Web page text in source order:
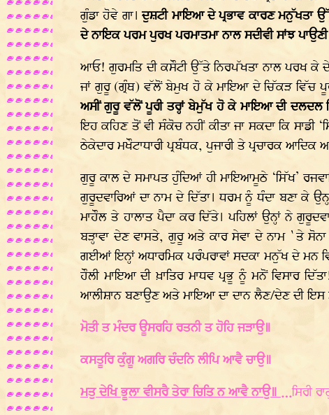
ਗੁੰਡਾ ਹੋਵੇ ਗਾ।ਦੁਸ਼ਟੀ ਮਾਇਆ ਦੇ ਪ੍ਰਭਾਵ ਕਾਰਣ
ਦੇ ਨਾਇਕ ਪਰਮ ਪੁਰਖ ਪਰਮਾਤਮਾ ਨਾਲ ਸਦੀਵੀ ਸਾਂਝ
ਆਓ! ਗੁਰਮਤਿ ਦੀ ਕਸੌਟੀ ਉੱਤੇ ਨਿਰਪੱਖਤਾ ਨਾਲ ਪਰਖ ਕੇ
ਜਾਂ ਗੁਰੂ (ਗ੍ਰੰਥ) ਵੱਲੋਂ ਬੇਮੁਖ ਹੋ ਕੇ ਮਾਇਆ ਦੇ ਚਿੱਕੜ ਵਿੱਚ
ਅਸੀਂ ਗੁਰੂ ਵੱਲੋਂ ਪੂਰੀ ਤਰ੍ਹਾਂ ਬੇਮੁੱਖ ਹੋ ਕੇ ਮਾਇਆ ਦੀ
ਇਹ ਕਹਿਣ ਤੋਂ ਵੀ ਸੰਕੋਚ ਨਹੀਂ ਕੀਤਾ ਜਾ ਸਕਦਾ ਕਿ
ਠੇਕੇਦਾਰ ਮਖੌਟਾਧਾਰੀ ਪ੍ਰਬੰਧਕ, ਪੁਜਾਰੀ ਤੇ ਪ੍ਰਚਾਰਕ
ਗੁਰੂ ਕਾਲ ਦੇ ਸਮਾਪਤ ਹੁੰਦਿਆਂ ਹੀ ਮਾਇਆਮੂਠੇ ‘ਸਿੱਖ’
ਗੁਰੂਦਵਾਰਿਆਂ ਦਾ ਨਾਮ ਦੇ ਦਿੱਤਾ। ਧਰਮ ਨੂੰ ਧੰਦਾ ਬਣਾ ਕੇ
ਮਾਹੌਲ ਤੇ ਹਾਲਾਤ ਪੈਦਾ ਕਰ ਦਿੱਤੇ। ਪਹਿਲਾਂ ਉਨ੍ਹਾਂ ਨੇ
ਬੜ੍ਹਾਵਾ ਦੇਣ ਵਾਸਤੇ, ਗੁਰੂ ਅਤੇ ਕਾਰ ਸੇਵਾ ਦੇ ਨਾਮ `ਤੇ
ਗਈਆਂ ਇਨ੍ਹਾਂ ਅਧਾਰਮਿਕ ਪਰੰਪਰਾਵਾਂ ਸਦਕਾ ਮਨੁੱਖ ਦੇ ਮਨ
ਹੌਲੀ ਮਾਇਆ ਦੀ ਖ਼ਾਤਿਰ ਮਾਧਵ ਪ੍ਰਭੂ ਨੂੰ ਮਨੋਂ ਵਿਸਾਰ
ਆਲੀਸ਼ਾਨ ਬਣਾਉਣ ਅਤੇ ਮਾਇਆ ਦਾ ਦਾਨ ਲੈਣ/ਦੇਣ ਦੀ ਇਸ
ਮੋਤੀ ਤ ਮੰਦਰ ਊਸਰਹਿ ਰਤਨੀ ਤ ਹੋਹਿ ਜੜਾਉ॥
ਕਸਤੂਰਿ ਕੁੰਗੂ ਅਗਰਿ ਚੰਦਨਿ ਲੀਪਿ ਆਵੈ ਚਾਉ॥
ਮਤੁ ਦੇਖਿ ਭੂਲਾ ਵੀਸਰੈ ਤੇਰਾ ਚਿਤਿ ਨ ਆਵੈ ਨਾਉ॥…ਸਿਰੀ